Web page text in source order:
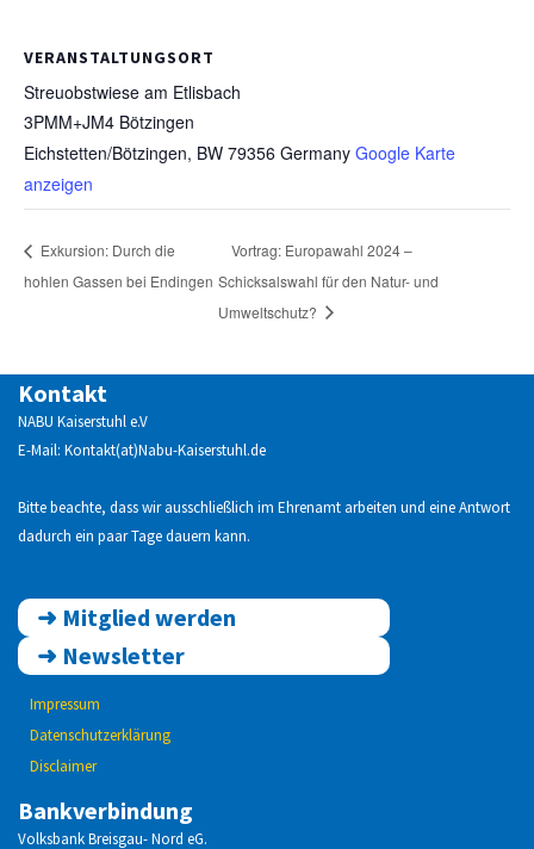
VERANSTALTUNGSORT
Streuobstwiese am Etlisbach
3PMM+JM4 Bötzingen
Eichstetten/Bötzingen, BW 79356 Germany Google Karte
anzeigen
Exkursion: Durch die
hohlen Gassen bei Endingen
Vortrag: Europawahl 2024 –
Schicksalswahl für den Natur- und
Umweltschutz?
Kontakt
NABU Kaiserstuhl e.V
E-Mail: Kontakt(at)Nabu-Kaiserstuhl.de
Bitte beachte, dass wir ausschließlich im Ehrenamt arbeiten und eine Antwort
dadurch ein paar Tage dauern kann.
➜ Mitglied werden
➜ Newsletter
Impressum
Datenschutzerklärung
Disclaimer
Bankverbindung
Volksbank Breisgau- Nord eG.